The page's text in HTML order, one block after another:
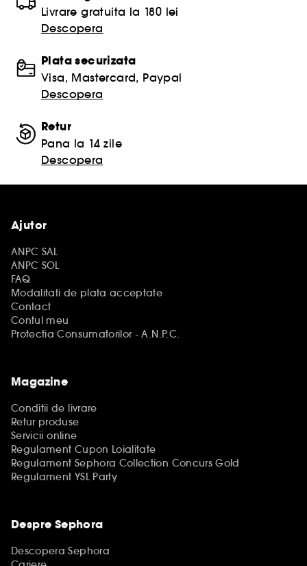
Livrare gratuita la 180 lei
Descopera
Plata securizata
Visa, Mastercard, Paypal
Descopera
Retur
Pana la 14 zile
Descopera
Ajutor
ANPC SAL
ANPC SOL
FAQ
Modalitati de plata acceptate
Contact
Contul meu
Protectia Consumatorilor - A.N.P.C.
Magazine
Conditii de livrare
Retur produse
Servicii online
Regulament Cupon Loialitate
Regulament Sephora Collection Concurs Gold
Regulament YSL Party
Despre Sephora
Descopera Sephora